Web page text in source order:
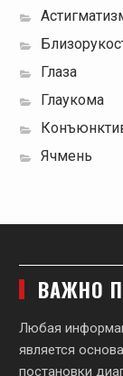
Глаза
Глаукома
Ячмень
ВАЖНО
Любая
является
постановки